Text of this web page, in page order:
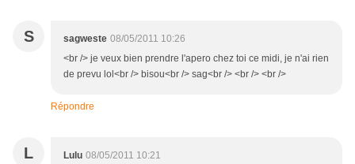
S sagweste 08/05/2011 10:26
<br /> je veux bien prendre l'apero chez toi ce midi, je n'ai rien
de prevu lol<br /> bisou<br /> sag<br /> <br /> <br />
Répondre
L Lulu 08/05/2011 10:21